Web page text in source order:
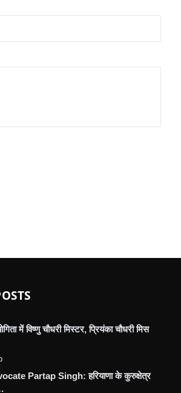
में विष्णु चौधरी मिस्टर, प्रियंका चौधरी मिस
Partap Singh: हरियाणा के कुरुक्षेत्र